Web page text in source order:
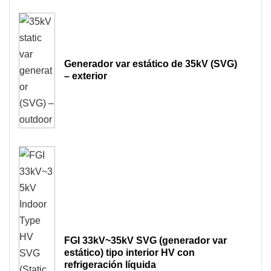
Generador var estático de 35kV (SVG)
– exterior
FGI 33kV~35kV SVG (generador var
estático) tipo interior HV con
refrigeración líquida